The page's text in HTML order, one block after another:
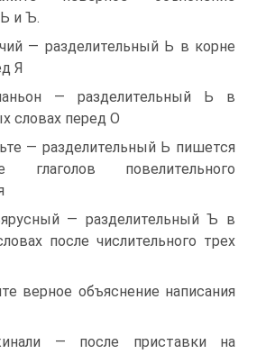
и Ъ.
— разделительный Ь в корне
Я
— разделительный Ь в
словах перед О
— разделительный Ь пишется
повелительного
— разделительный Ъ в
после числительного трех
верное объяснение написания
— после приставки на